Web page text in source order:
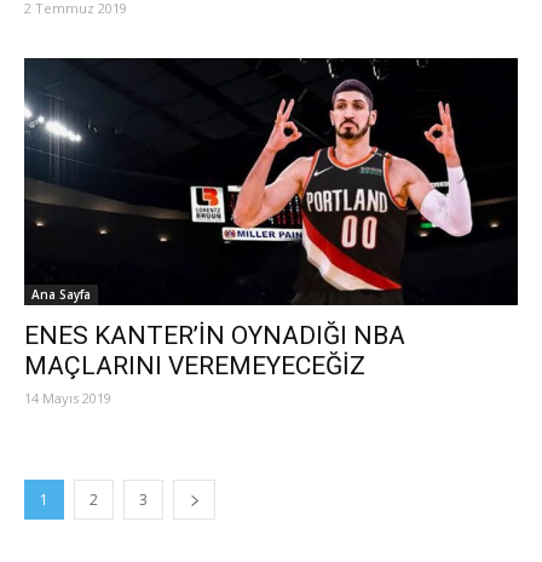
2 Temmuz 2019
Ana Sayfa
ENES KANTER’İN OYNADIĞI NBA
MAÇLARINI VEREMEYECEĞİZ
14 Mayıs 2019
1 2 3